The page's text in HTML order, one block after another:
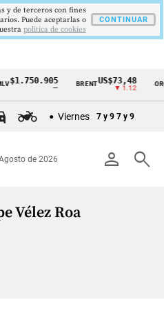
$1.750.905
—
BRENTUS$73,48
▼ 1.12
ORO
Viernes 7 y 9 7 y 9
person search
de 2026
Vélez Roa
y de terceros con fines
Puede aceptarlas o
politica de cookies
CONTINUAR